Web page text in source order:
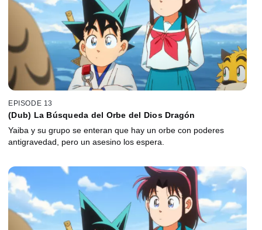
EPISODE 13
(Dub) La Búsqueda del Orbe del Dios Dragón
Yaiba y su grupo se enteran que hay un orbe con poderes
antigravedad, pero un asesino los espera.